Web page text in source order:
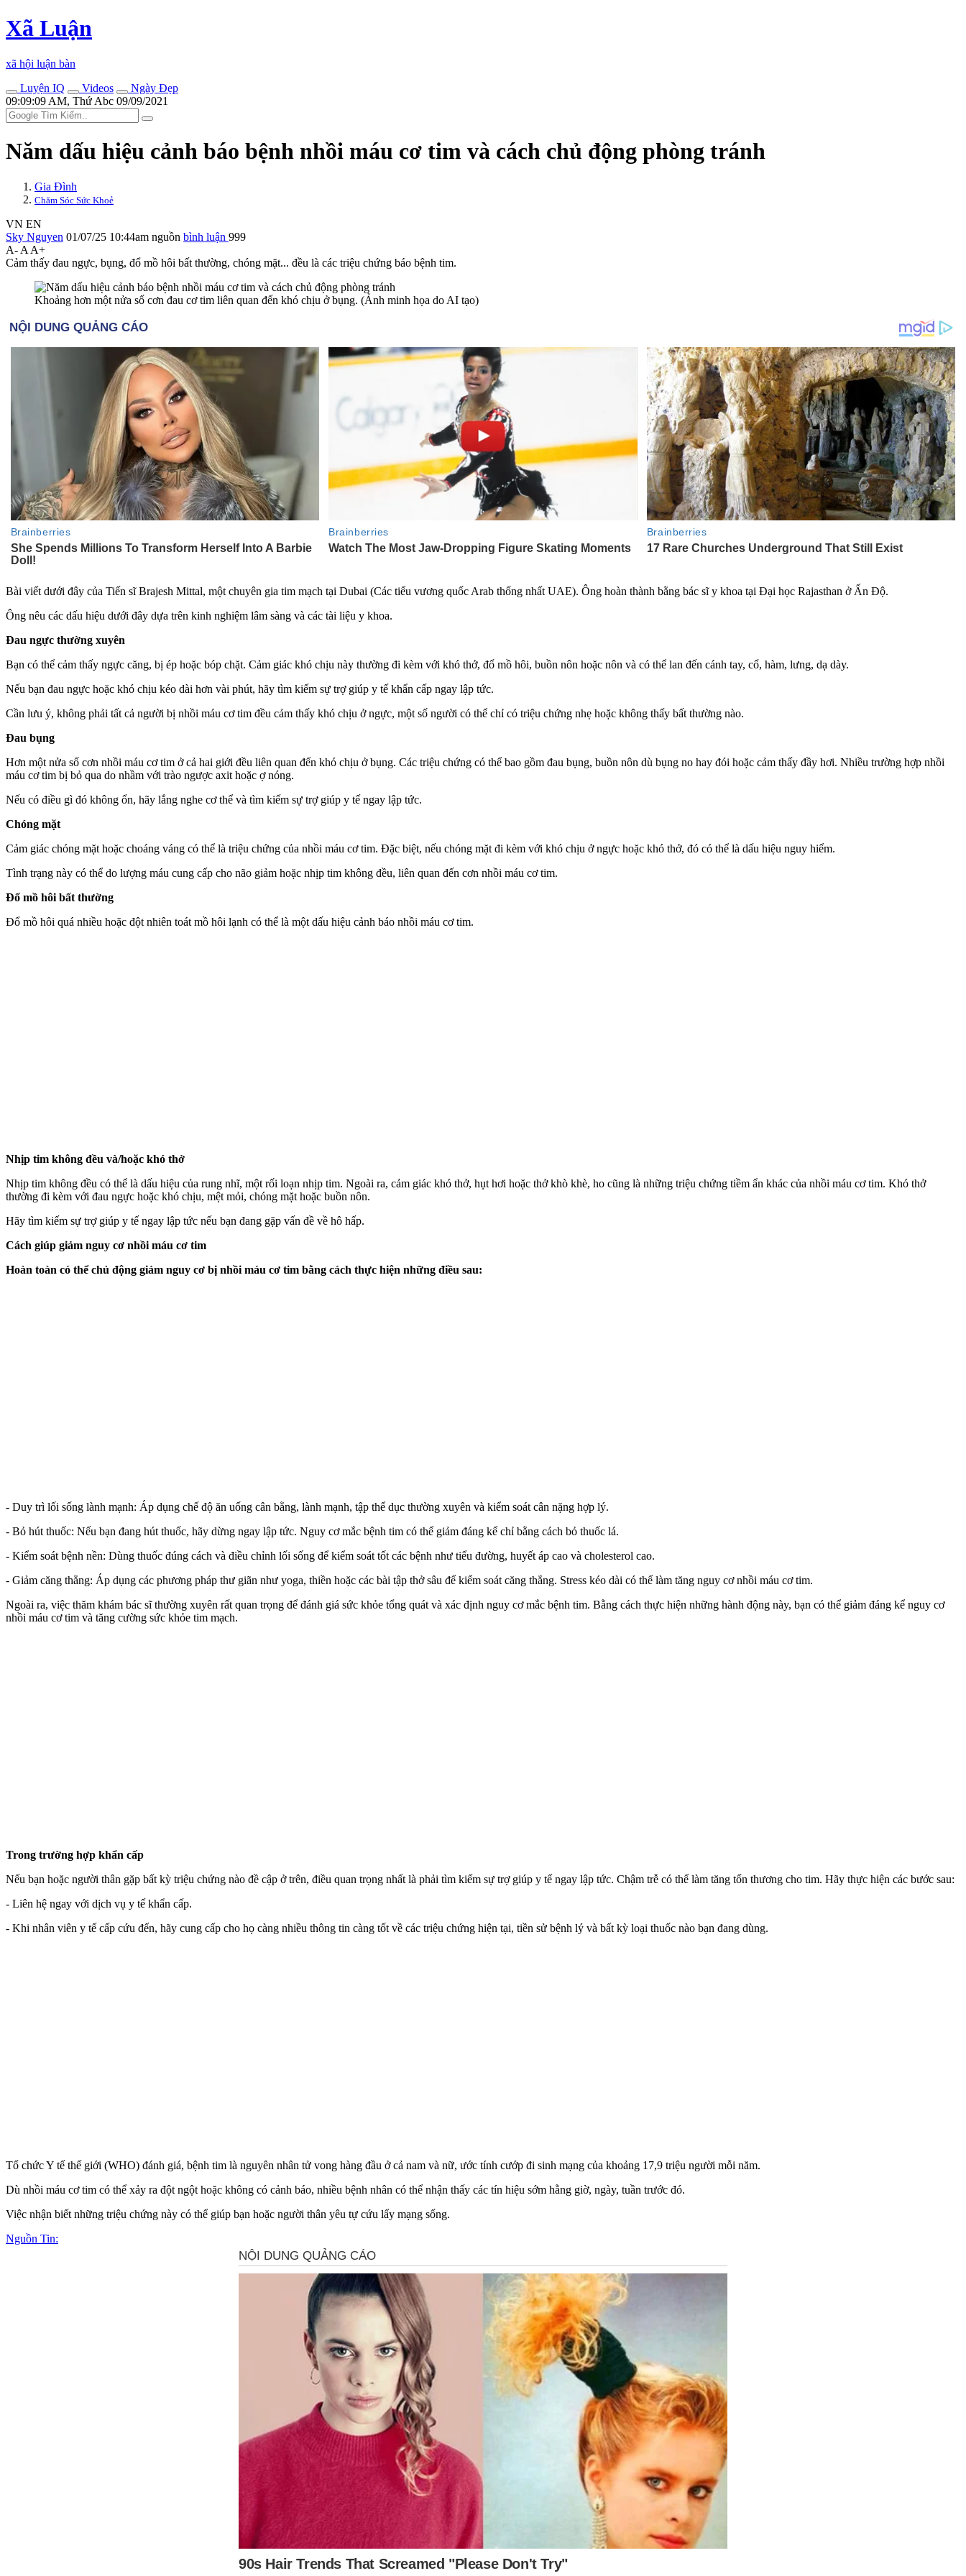
Xã Luận
xã hội luận bàn
Luyện IQ
Videos
Ngày Đẹp
09:09:09 AM, Thứ Abc 09/09/2021
Năm dấu hiệu cảnh báo bệnh nhồi máu cơ tim và cách chủ động phòng tránh
Gia Đình
Chăm Sóc Sức Khoẻ
VN EN
Sky Nguyen 01/07/25 10:44am nguồn bình luận 999
A- A A+
Cảm thấy đau ngực, bụng, đổ mồ hôi bất thường, chóng mặt... đều là các triệu chứng báo bệnh tim.
Khoảng hơn một nửa số cơn đau cơ tim liên quan đến khó chịu ở bụng. (Ảnh minh họa do AI tạo)
Bài viết dưới đây của Tiến sĩ Brajesh Mittal, một chuyên gia tim mạch tại Dubai (Các tiểu vương quốc Arab thống nhất UAE). Ông hoàn thành bằng bác sĩ y khoa tại Đại học Rajasthan ở Ấn Độ.
Ông nêu các dấu hiệu dưới đây dựa trên kinh nghiệm lâm sàng và các tài liệu y khoa.
Đau ngực thường xuyên
Bạn có thể cảm thấy ngực căng, bị ép hoặc bóp chặt. Cảm giác khó chịu này thường đi kèm với khó thở, đổ mồ hôi, buồn nôn hoặc nôn và có thể lan đến cánh tay, cổ, hàm, lưng, dạ dày.
Nếu bạn đau ngực hoặc khó chịu kéo dài hơn vài phút, hãy tìm kiếm sự trợ giúp y tế khẩn cấp ngay lập tức.
Cần lưu ý, không phải tất cả người bị nhồi máu cơ tim đều cảm thấy khó chịu ở ngực, một số người có thể chỉ có triệu chứng nhẹ hoặc không thấy bất thường nào.
Đau bụng
Hơn một nửa số cơn nhồi máu cơ tim ở cả hai giới đều liên quan đến khó chịu ở bụng. Các triệu chứng có thể bao gồm đau bụng, buồn nôn dù bụng no hay đói hoặc cảm thấy đầy hơi. Nhiều trường hợp nhồi
máu cơ tim bị bỏ qua do nhầm với trào ngược axit hoặc ợ nóng.
Nếu có điều gì đó không ổn, hãy lắng nghe c‌ơ th‌ể và tìm kiếm sự trợ giúp y tế ngay lập tức.
Chóng mặt
Cảm giác chóng mặt hoặc choáng váng có thể là triệu chứng của nhồi máu cơ tim. Đặc biệt, nếu chóng mặt đi kèm với khó chịu ở ngực hoặc khó thở, đó có thể là dấu hiệu nguy hiểm.
Tình trạng này có thể do lượng máu cung cấp cho não giảm hoặc nhịp tim không đều, liên quan đến cơn nhồi máu cơ tim.
Đổ mồ hôi bất thường
Đổ mồ hôi quá nhiều hoặc đột nhiên toát mồ hôi lạnh có thể là một dấu hiệu cảnh báo nhồi máu cơ tim.
Nhịp tim không đều và/hoặc khó thở
Nhịp tim không đều có thể là dấu hiệu của rung nhĩ, một rối loạn nhịp tim. Ngoài ra, cảm giác khó thở, hụt hơi hoặc thở khò khè, ho cũng là những triệu chứng tiềm ẩn khác của nhồi máu cơ tim. Khó thở
thường đi kèm với đau ngực hoặc khó chịu, mệt mỏi, chóng mặt hoặc buồn nôn.
Hãy tìm kiếm sự trợ giúp y tế ngay lập tức nếu bạn đang gặp vấn đề về hô hấp.
Cách giúp giảm nguy cơ nhồi máu cơ tim
Hoàn toàn có thể chủ động giảm nguy cơ bị nhồi máu cơ tim bằng cách thực hiện những điều sau:
- Duy trì lối sống lành mạnh: Áp dụng chế độ ăn uống cân bằng, lành mạnh, tập thể dục thường xuyên và kiểm soát cân nặng hợp lý.
- Bỏ hút thuốc: Nếu bạn đang hút thuốc, hãy dừng ngay lập tức. Nguy cơ mắc bệnh tim có thể giảm đáng kể chỉ bằng cách bỏ thu‌ốc l‌á.
- Kiểm soát bệnh nền: Dùng thuốc đúng cách và điều chỉnh lối sống để kiểm soát tốt các bệnh như tiểu đường, huyết áp cao và cholesterol cao.
- Giảm căng thẳng: Áp dụng các phương pháp thư giãn như yoga, thiền hoặc các bài tập thở sâu để kiểm soát căng thẳng. Stress kéo dài có thể làm tăng nguy cơ nhồi máu cơ tim.
Ngoài ra, việc thăm khám bác sĩ thường xuyên rất quan trọng để đánh giá sức khỏe tổng quát và xác định nguy cơ mắc bệnh tim. Bằng cách thực hiện những hành động này, bạn có thể giảm đáng kể nguy cơ
nhồi máu cơ tim và tăng cường sức khỏe tim mạch.
Trong trường hợp khẩn cấp
Nếu bạn hoặc người thân gặp bất kỳ triệu chứng nào đề cập ở trên, điều quan trọng nhất là phải tìm kiếm sự trợ giúp y tế ngay lập tức. Chậm trễ có thể làm tăng tổn thương cho tim. Hãy thực hiện các bước sau:
- Liên hệ ngay với dịch vụ y tế khẩn cấp.
- Khi nhân viên y tế cấp cứu đến, hãy cung cấp cho họ càng nhiều thông tin càng tốt về các triệu chứng hiện tại, tiền sử bệnh lý và bất kỳ loại thuốc nào bạn đang dùng.
Tổ chức Y tế thế giới (WHO) đánh giá, bệnh tim là nguyên nhân t‌ử von‌g hàng đầu ở cả nam và nữ, ước tính cướp đi sinh mạng của khoảng 17,9 triệu người mỗi năm.
Dù nhồi máu cơ tim có thể xảy ra đột ngột hoặc không có cảnh báo, nhiều bệnh nhân có thể nhận thấy các tín hiệu sớm hằng giờ, ngày, tuần trước đó.
Việc nhận biết những triệu chứng này có thể giúp bạn hoặc người thân yêu tự cứu lấy mạng sống.
Nguồn Tin: